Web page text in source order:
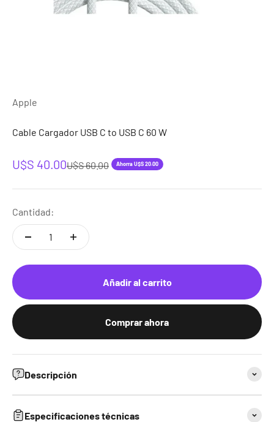
Apple
Cable Cargador USB C to USB C 60 W
Precio de oferta
U$S 40.00Precio normal
U$S 60.00 Ahorra U$S 20.00
Cantidad:
Añadir al carrito
Comprar ahora
Descripción
Especificaciones técnicas